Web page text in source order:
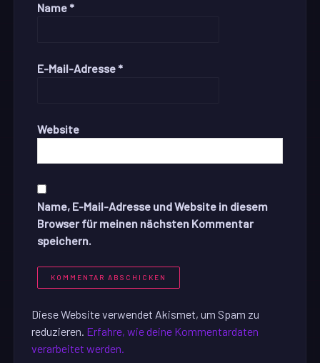
Name *
E-Mail-Adresse *
Website
Name, E-Mail-Adresse und Website in diesem
Browser für meinen nächsten Kommentar
speichern.
Diese Website verwendet Akismet, um Spam zu
reduzieren. Erfahre, wie deine Kommentardaten
verarbeitet werden.